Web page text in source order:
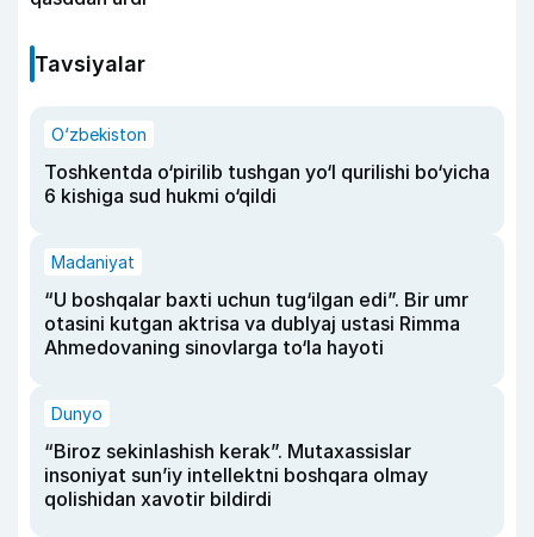
Tavsiyalar
O‘zbekiston
Toshkentda o‘pirilib tushgan yo‘l qurilishi bo‘yicha
6 kishiga sud hukmi o‘qildi
Madaniyat
“U boshqalar baxti uchun tug‘ilgan edi”. Bir umr
otasini kutgan aktrisa va dublyaj ustasi Rimma
Ahmedovaning sinovlarga to‘la hayoti
Dunyo
“Biroz sekinlashish kerak”. Mutaxassislar
insoniyat sun’iy intellektni boshqara olmay
qolishidan xavotir bildirdi